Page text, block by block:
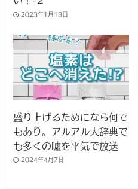
2023年1月18日
盛り上げるためになら何で
もあり。アルアル大辞典で
も多くの嘘を平気で放送
2024年4月7日